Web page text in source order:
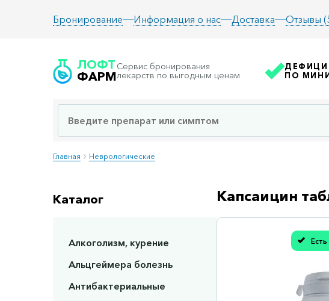
Бронирование Информация о нас Доставка Отзывы
ЛОФТ
ФАРМ
Сервис бронирования
лекарств по выгодным ценам
ПО
Главная Неврологические
Каталог
Алкоголизм, курение
Альцгеймера болезнь
Антибактериальные
Капсаицин
Спасибо, мы